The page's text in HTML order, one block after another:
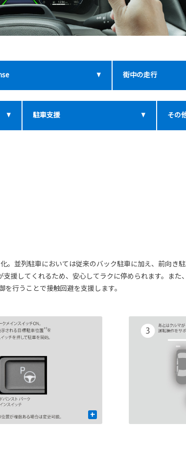
街中の走行
駐車支援 その
並列駐車においては従来のバック駐車に加え、前向き
援してくれるため、安心してラクに停められます。また
行うことで接触回避を支援します。
+